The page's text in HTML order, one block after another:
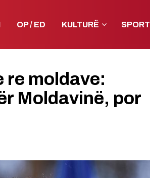
OP / ED KULTURË SPORT
re moldave:
Moldavinë, por